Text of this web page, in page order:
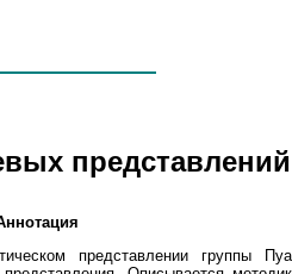
представлений
представлении группы